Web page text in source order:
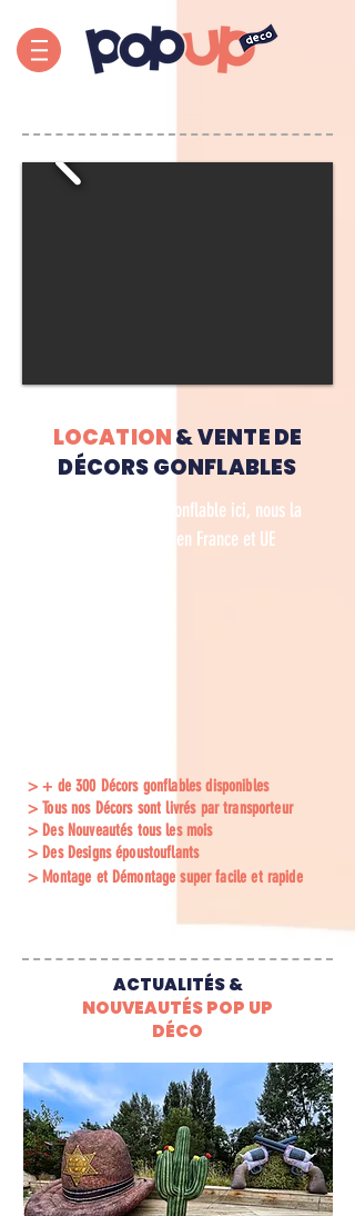
LOCATION& VENTE DE
DÉCORS GONFLABLES
Louez votre déco gonflable ici, nous la
livrons en 24h en France et UE
> + de 300 Décors gonflables disponibles
> Tous nos Décorssont livréspar transporteur
> Des Nouveautés tous les mois
> Des Designs époustouflants
> Montage et Démontage super facile et rapide
ACTUALITÉS &
NOUVEAUTÉS POP UP
DÉCO